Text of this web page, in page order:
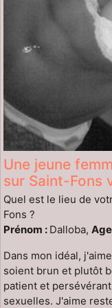
Une jeune
sur Saint-Fons
Quel est le lieu de
Fons ?
Prénom : Dalloba,
Dans mon idéal,
soient brun et plutôt
patient et
sexuelles. J'aime